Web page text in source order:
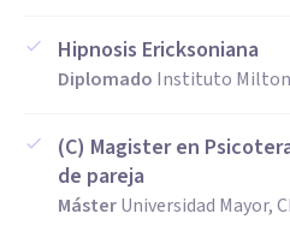
Hipnosis Ericksoniana
Diplomado Instituto Milton
(C) Magister en
de pareja
MásterUniversidad Mayor,